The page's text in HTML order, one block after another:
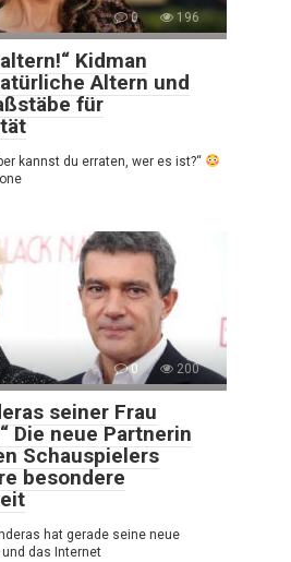
0 196
Kidman
Altern und
für
kannst du erraten, wer es ist?“
0 200
seiner Frau
Die neue Partnerin
Schauspielers
besondere
hat gerade seine neue
das Internet